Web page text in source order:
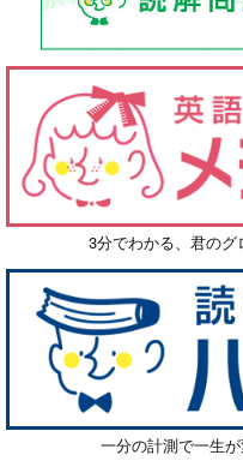
3分でわかる、君の
一分の計測で一生